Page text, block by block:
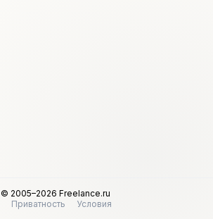
© 2005–2026 Freelance.ru
Приватность
Условия